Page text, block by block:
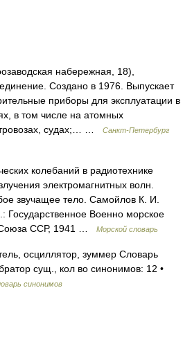
набережная, 18),
Создано в 1976. Выпускает
приборы для эксплуатации в
в том числе на атомных
судах;… …
Санкт-Петербург
колебаний в радиотехнике
электромагнитных волн.
звучащее тело. Самойлов К. И.
Государственное Военно морское
ССР, 1941 …
Морской словарь
осциллятор, зуммер Словарь
сущ., кол во синонимов: 12 •
синонимов